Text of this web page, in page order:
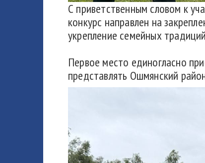
С приветственным словом к
конкурс направлен на
укрепление семейных
Первое место единогласно
представлять Ошмянский